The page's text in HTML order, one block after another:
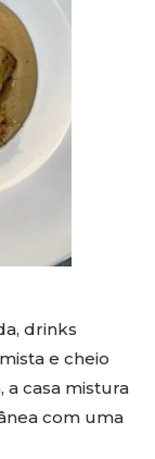
drinks
e cheio
a casa mistura
com uma